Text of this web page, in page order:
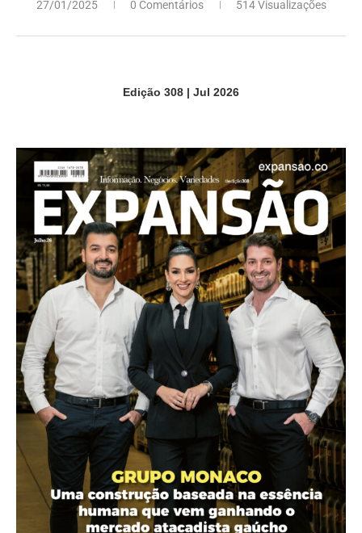
27/01/2025 0 Comentários 514 Visualizações
Edição 308 | Jul 2026